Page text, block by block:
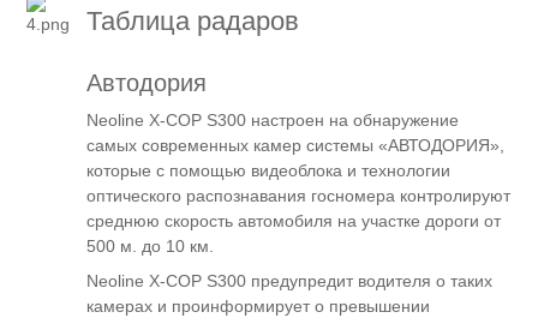
Таблица радаров
Автодория
Neoline X-COP S300 настроен на обнаружение
самых современных камер системы «АВТОДОРИЯ»,
которые с помощью видеоблока и технологии
оптического распознавания госномера контролируют
среднюю скорость автомобиля на участке дороги от
500 м. до 10 км.
Neoline X-COP S300 предупредит водителя о таких
камерах и проинформирует о превышении